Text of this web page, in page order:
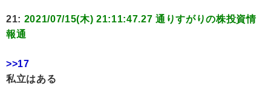
21: 2021/07/15(木) 21:11:47.27 通りすがりの株投資情
報通
>>17
私立はある